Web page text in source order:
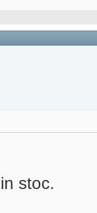
stoc.